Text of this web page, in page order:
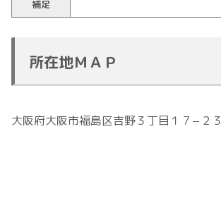
補足
所在地ＭＡＰ
大阪府大阪市福島区吉野３丁目１７−２３